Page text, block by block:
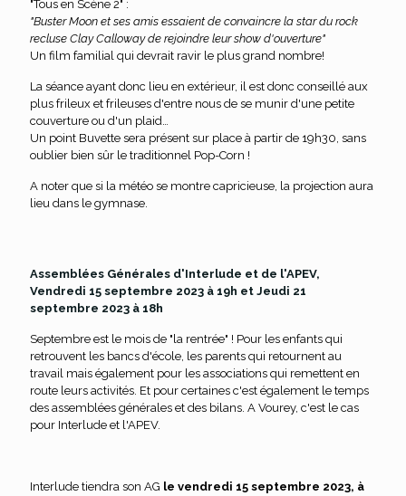
"Tous en Scène 2" :
"Buster Moon et ses amis essaient de convaincre la star du rock
recluse Clay Calloway de rejoindre leur show d'ouverture"
Un film familial qui devrait ravir le plus grand nombre!
La séance ayant donc lieu en extérieur, il est donc conseillé aux
plus frileux et frileuses d'entre nous de se munir d'une petite
couverture ou d'un plaid…
Un point Buvette sera présent sur place à partir de 19h30, sans
oublier bien sûr le traditionnel Pop-Corn !
A noter que si la météo se montre capricieuse, la projection aura
lieu dans le gymnase.
Assemblées Générales d'Interlude et de l'APEV,
Vendredi 15 septembre 2023 à 19h et Jeudi 21
septembre 2023 à 18h
Septembre est le mois de "la rentrée" ! Pour les enfants qui
retrouvent les bancs d'école, les parents qui retournent au
travail mais également pour les associations qui remettent en
route leurs activités. Et pour certaines c'est également le temps
des assemblées générales et des bilans. A Vourey, c'est le cas
pour Interlude et l'APEV.
Interlude tiendra son AG le vendredi 15 septembre 2023, à